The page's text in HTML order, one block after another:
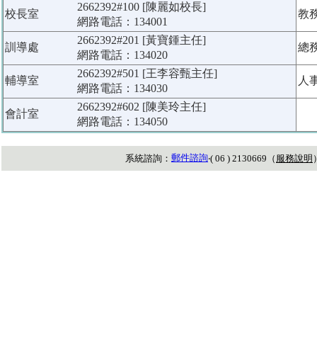
校長室
2662392#100 [陳麗如校長]
網路電話：134001
教
訓導處
2662392#201 [黃寶鍾主任]
網路電話：134020
總
輔導室
2662392#501 [王李容甄主任]
網路電話：134030
人
會計室
2662392#602 [陳美玲主任]
網路電話：134050
系統諮詢： 郵件諮詢‧( 06 ) 2130669（ 服務說明